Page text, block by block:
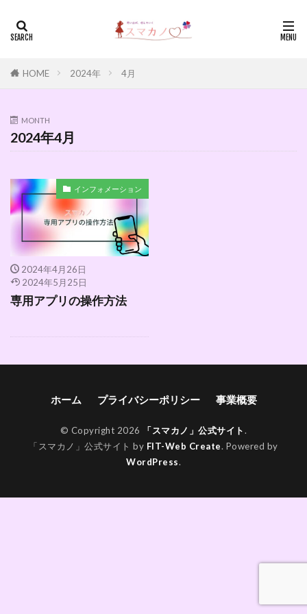
HOME 2024年 4月
MONTH
2024年4月
インフォメーション
2024年4月26日
2024年5月25日
専用アプリの操作方法
ホーム プライバシーポリシー 事業概要
© Copyright 2026 「スマカノ」公式サイト.
「スマカノ」公式サイト by FIT-Web Create. Powered by
WordPress.